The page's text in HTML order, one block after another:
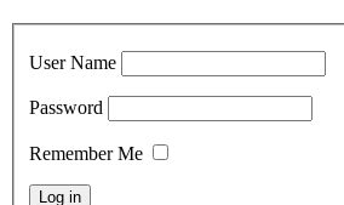
User Name
Password
Remember Me